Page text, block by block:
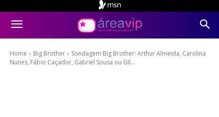
Home Big Brother
Sondagem Big Brother: Arthur Almeida, Carolina
Nunes, Fábio Caçador, Gabriel Sousa ou Gil...